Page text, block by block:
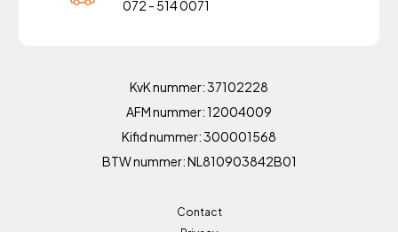
072 - 514 0071
KvK nummer: 37102228
AFM nummer: 12004009
Kifid nummer: 300001568
BTW nummer: NL810903842B01
Contact